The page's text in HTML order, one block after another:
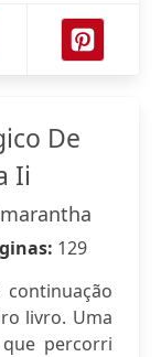
De
Ii
129
livro. Uma
percorri